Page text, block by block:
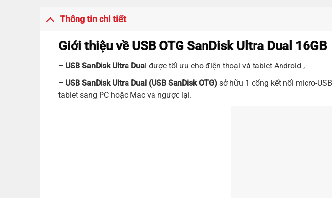
Thông tin chi tiết
Giới thiệu về USB OTG SanDisk Ultra Dual 16GB
– USB SanDisk Ultra Dual được tối ưu cho điện thoại và tablet Android ,
– USB SanDisk Ultra Dual (USB SanDisk OTG)sở hữu 1 cổng kết nối micro-USB
tablet sang PC hoặc Mac và ngược lại.